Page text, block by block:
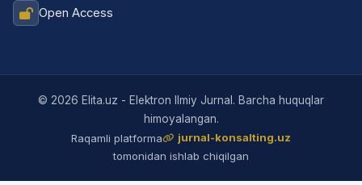
Open Access
© 2026 Elita.uz - Elektron Ilmiy Jurnal. Barcha huquqlar
himoyalangan.
Raqamli platforma
jurnal-konsalting.uz
tomonidan ishlab chiqilgan